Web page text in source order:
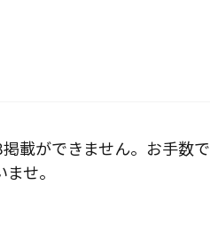
載ができません。お手数で
せ。